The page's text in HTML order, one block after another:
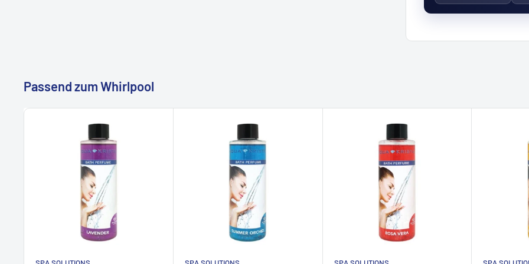
Dank der pH-neutralen Formel können Sie Ihre Aromatherapie bedenkenlos
genießen, ohne das Wasser oder die Technik Ihres Whirlpools zu belasten. Die
Düfte sind wasserlöslich, hinterlassen keine Rückstände und sind somit ideal
für den regelmäßigen Einsatz.
Ihr Wellness-Moment Zuhause
Unsere Aromatherapie verwandelt Ihren Whirlpool in ein
Sie dem Alltag entfliehen und die Seele baumeln lassen können. Ob alleine
Passend zum Whirlpool